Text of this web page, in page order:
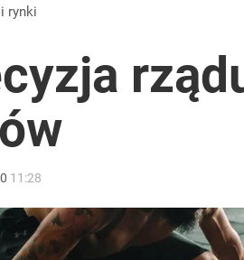
hańba” kontra „Cała Europa nam
sierpnia 2026 r.
do 2030 roku?
i rynki
11:28